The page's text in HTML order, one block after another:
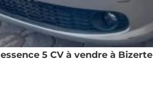
5 CV à vendre à Bizerte